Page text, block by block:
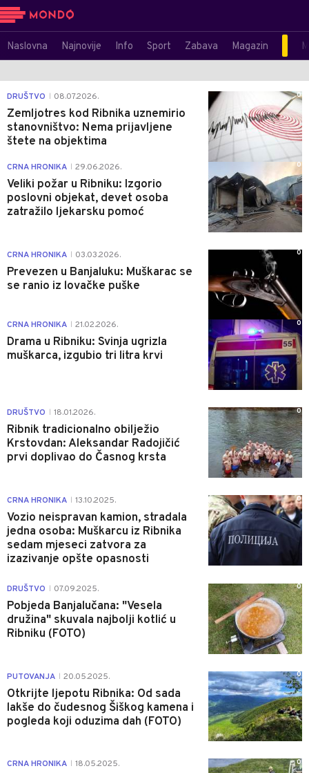
Naslovna Najnovije Info Sport Zabava Magazin
DRUŠTVO 08.07.2026.
Zemljotres kod Ribnika uznemirio
stanovništvo: Nema prijavljene
štete na objektima
0
CRNA HRONIKA 29.06.2026.
Veliki požar u Ribniku: Izgorio
poslovni objekat, devet osoba
zatražilo ljekarsku pomoć
0
CRNA HRONIKA 03.03.2026.
Prevezen u Banjaluku: Muškarac se
se ranio iz lovačke puške
0
CRNA HRONIKA 21.02.2026.
Drama u Ribniku: Svinja ugrizla
muškarca, izgubio tri litra krvi
0
DRUŠTVO 18.01.2026.
Ribnik tradicionalno obilježio
Krstovdan: Aleksandar Radojičić
prvi doplivao do Časnog krsta
0
CRNA HRONIKA 13.10.2025.
Vozio neispravan kamion, stradala
jedna osoba: Muškarcu iz Ribnika
sedam mjeseci zatvora za
izazivanje opšte opasnosti
0
DRUŠTVO 07.09.2025.
Pobjeda Banjalučana: "Vesela
družina" skuvala najbolji kotlić u
Ribniku (FOTO)
0
PUTOVANJA 20.05.2025.
Otkrijte ljepotu Ribnika: Od sada
lakše do čudesnog Šiškog kamena i
pogleda koji oduzima dah (FOTO)
0
CRNA HRONIKA 18.05.2025. 0